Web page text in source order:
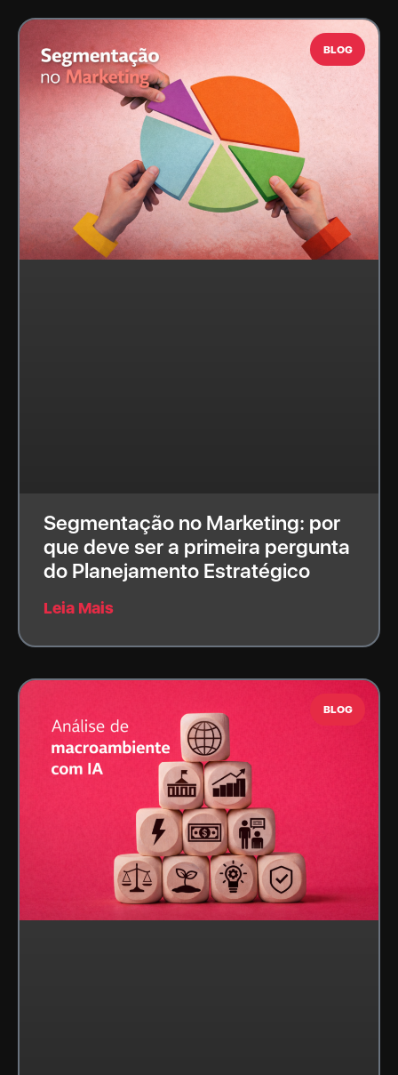
BLOG
Segmentação no Marketing: por
que deve ser a primeira pergunta
do Planejamento Estratégico
Leia Mais
BLOG